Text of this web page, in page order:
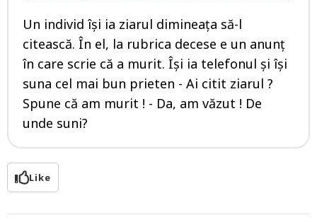
Un individ își ia ziarul dimineața să-l
citească. În el, la rubrica decese e un anunț
în care scrie că a murit. Își ia telefonul și își
suna cel mai bun prieten - Ai citit ziarul ?
Spune că am murit ! - Da, am văzut ! De
unde suni?
Like